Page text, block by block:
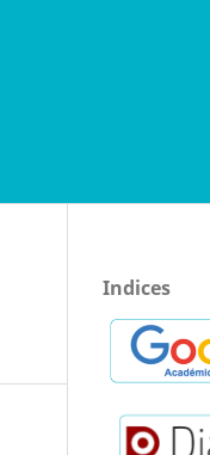
Indices